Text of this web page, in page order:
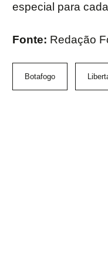
especial para
Fonte: Redação
Botafogo